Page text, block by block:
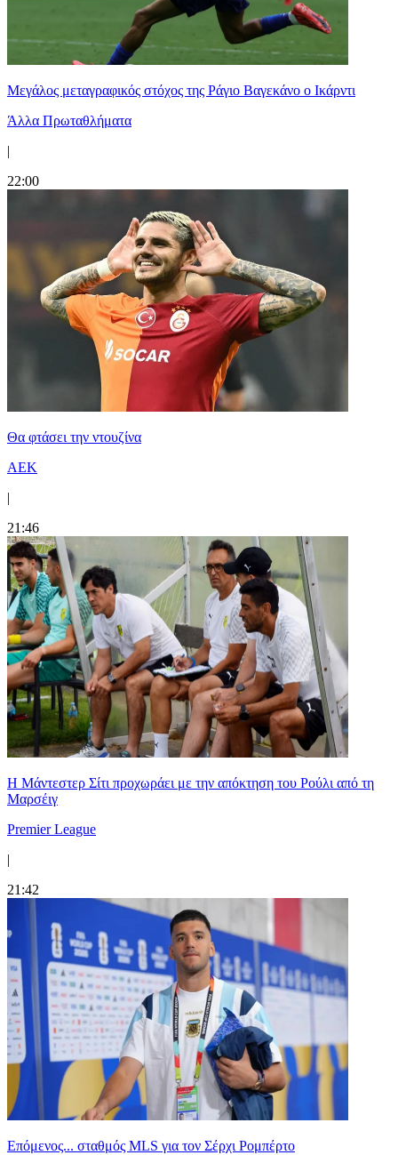
Μεγάλος μεταγραφικός στόχος της Ράγιο Βαγεκάνο ο Ικάρντι
Άλλα Πρωταθλήματα
|
22:00
Θα φτάσει την ντουζίνα
ΑΕΚ
|
21:46
Η Μάντεστερ Σίτι προχωράει με την απόκτηση του Ρούλι από τη
Μαρσέιγ
Premier League
|
21:42
Επόμενος... σταθμός MLS για τον Σέρχι Ρομπέρτο